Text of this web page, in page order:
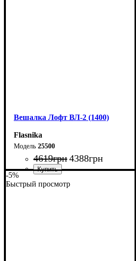
Вешалка Лофт ВЛ-2 (1400)
Flasnika
25500
4619грн4388грн
-5%
Быстрый просмотр